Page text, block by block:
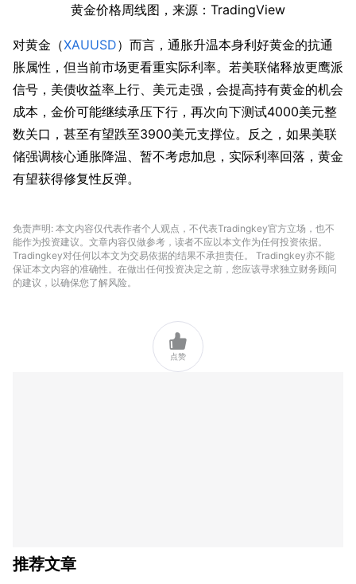
黄金价格周线图，来源：TradingView
对黄金（XAUUSD）而言，通胀升温本身利好黄金的抗通
胀属性，但当前市场更看重实际利率。若美联储释放更鹰派
信号，美债收益率上行、美元走强，会提高持有黄金的机会
成本，金价可能继续承压下行，再次向下测试4000美元整
数关口，甚至有望跌至3900美元支撑位。反之，如果美联
储强调核心通胀降温、暂不考虑加息，实际利率回落，黄金
有望获得修复性反弹。
免责声明: 本文内容仅代表作者个人观点，不代表Tradingkey官方立场，也不
能作为投资建议。文章内容仅做参考，读者不应以本文作为任何投资依据。
Tradingkey对任何以本文为交易依据的结果不承担责任。 Tradingkey亦不能
保证本文内容的准确性。在做出任何投资决定之前，您应该寻求独立财务顾问
的建议，以确保您了解风险。

点赞
推荐文章